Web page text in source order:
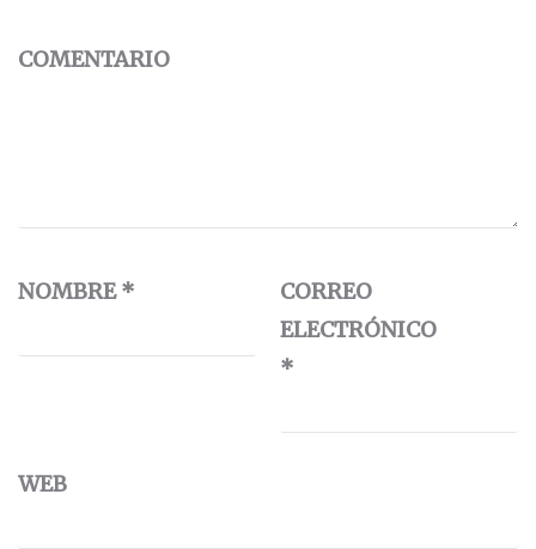
COMENTARIO
NOMBRE*
CORREO
ELECTRÓNICO
*
WEB